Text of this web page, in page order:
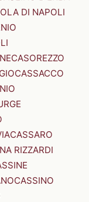
DI NAPOLI
CASOREZZO
CASSACCO
CASSARO
RIZZARDI
CASSINO